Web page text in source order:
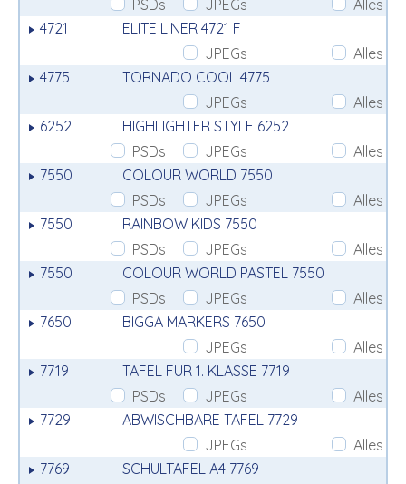
PSDs
JPEGs
Alles
4721
ELITE LINER 4721 F
JPEGs
Alles
4775
TORNADO COOL 4775
JPEGs
Alles
6252
HIGHLIGHTER STYLE 6252
PSDs
JPEGs
Alles
7550
COLOUR WORLD 7550
PSDs
JPEGs
Alles
7550
RAINBOW KIDS 7550
PSDs
JPEGs
Alles
7550
COLOUR WORLD PASTEL 7550
PSDs
JPEGs
Alles
7650
BIGGA MARKERS 7650
JPEGs
Alles
7719
TAFEL FÜR 1. KLASSE 7719
PSDs
JPEGs
Alles
7729
ABWISCHBARE TAFEL 7729
JPEGs
Alles
7769
SCHULTAFEL A4 7769